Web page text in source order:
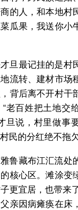
的人，和本地村
瓜果，我送你小
旦最记挂的是村
流转、建材市场
背后离不开村干
老百姓把土地交
旦说，村里做事
民的分红绝不拖欠
鲁藏布江汇流处
核心区。滩涂变
更宜居，也带来
亲因病瘫痪在床